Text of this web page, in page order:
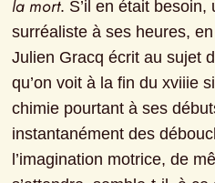
la mort. S’il en était
surréaliste à ses heures,
Julien Gracq écrit au sujet
qu’on voit à la fin du xviiie
chimie pourtant à ses
instantanément des
l’imagination motrice, de